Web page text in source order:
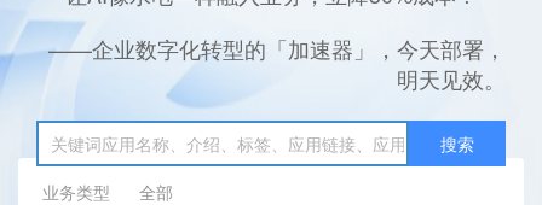
——企业数字化转型的「加速器」，今天部署，
明天见效。
搜索
业务类型
全部